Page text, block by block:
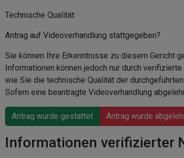
Technische Qualität:
Antrag auf Videoverhandlung stattgegeben?
Sie können Ihre Erkenntnisse zu diesem Gericht
Informationen können jedoch nur durch
wie Sie die technische Qualität der
Sofern eine beantragte Videoverhandlung
Antrag wurde gestattet Antrag wurde
Informationen verifizierter